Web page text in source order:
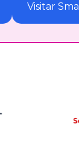
Visitar